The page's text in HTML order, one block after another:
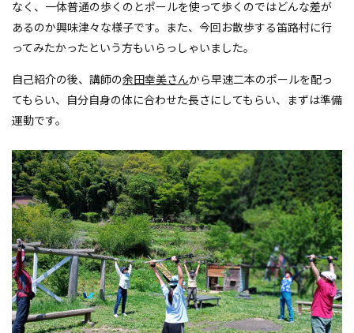
なく、一体普通の歩くのとポールを使って歩くのではどんな差が
あるのか興味津々な様子です。また、今回お散歩する笛路村に行
ってみたかったという方もいらっしゃいました。
自己紹介の後、講師の余田幸美さんから早速二本のポールを配っ
てもらい、自分自身の体に合わせた長さにしてもらい、まずは準備
運動です。